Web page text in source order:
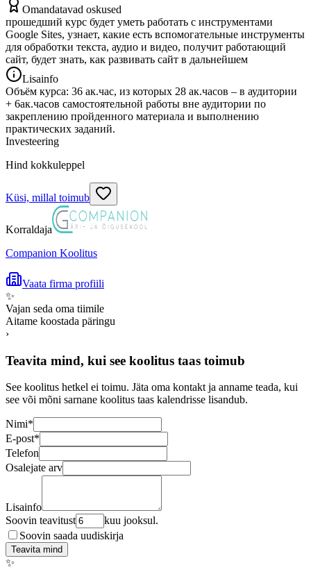
Omandatavad oskused
прошедший курс будет уметь работать с инструментами
Google Sites, узнает, какие есть вспомогательные инструменты
для обработки текста, аудио и видео, получит работающий
сайт, будет знать, как развивать сайт в дальнейшем
Lisainfo
Объём курса: 36 ак.час, из которых 28 ак.часов – в аудитории
+ 6ак.часов самостоятельной работы вне аудитории по
закреплению пройденного материала и выполнению
практических заданий.
Investeering
Hind kokkuleppel
Küsi, millal toimub
Korraldaja
Companion Koolitus
Vaata firma profiili
✨
Vajan seda oma tiimile
Aitame koostada päringu
›
Teavita mind, kui see koolitus taas toimub
See koolitus hetkel ei toimu. Jäta oma kontakt ja anname teada, kui
see või mõni sarnane koolitus taas kalendrisse lisandub.
Nimi*
E-post*
Telefon
Osalejate arv
Lisainfo
Soovin teavitust
kuu jooksul.
Soovin saada uudiskirja
Teavita mind
✨